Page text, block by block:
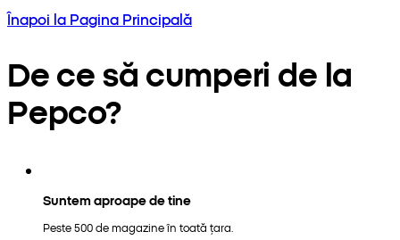
Înapoi la Pagina Principală
De ce să cumperi de la
Pepco?
Suntem aproape de tine
Peste 500 de magazine în toată țara.